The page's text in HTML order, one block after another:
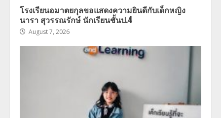
โรงเรียนอมาตยกุลขอแสดงความยินดีกับเด็กหญิง
นารา สุวรรณรักษ์ นักเรียนชั้นป.4
August 7, 2026